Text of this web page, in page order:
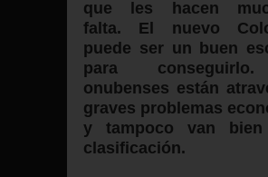
que les hacen
falta. El nuevo
puede ser un buen
para
onubenses están
graves problemas
y tampoco van
clasificación.